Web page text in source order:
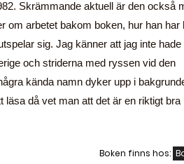
Skrämmande aktuell är den också
om arbetet bakom boken, hur han har
sig. Jag känner att jag inte hade
och striderna med ryssen vid den
kända namn dyker upp i
läsa då vet man att det är en riktigt bra
Boken finns hos: